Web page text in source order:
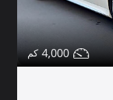
4,000